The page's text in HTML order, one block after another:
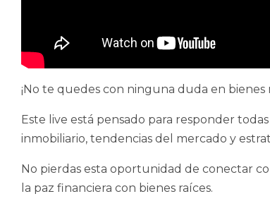
¡No te quedes con ninguna duda en bienes
Este live está pensado para responder
inmobiliario, tendencias del mercado y
No pierdas esta oportunidad de conectar
la paz financiera con bienes raíces.